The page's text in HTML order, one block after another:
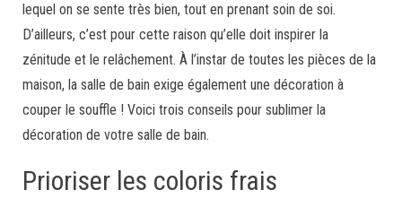
lequel on se sente très bien, tout en prenant soin de soi.
D’ailleurs, c’est pour cette raison qu’elle doit inspirer la
zénitude et le relâchement. À l’instar de toutes les pièces de la
maison, la salle de bain exige également une décoration à
couper le souffle ! Voici trois conseils pour sublimer la
décoration de votre salle de bain.
Prioriser les coloris frais